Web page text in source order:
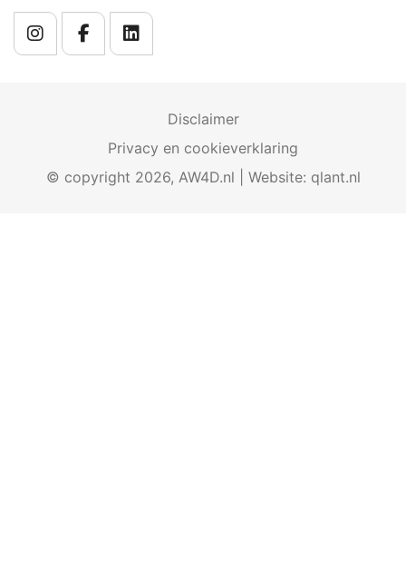
Disclaimer
Privacy en cookieverklaring
© copyright 2026, AW4D.nl | Website: qlant.nl